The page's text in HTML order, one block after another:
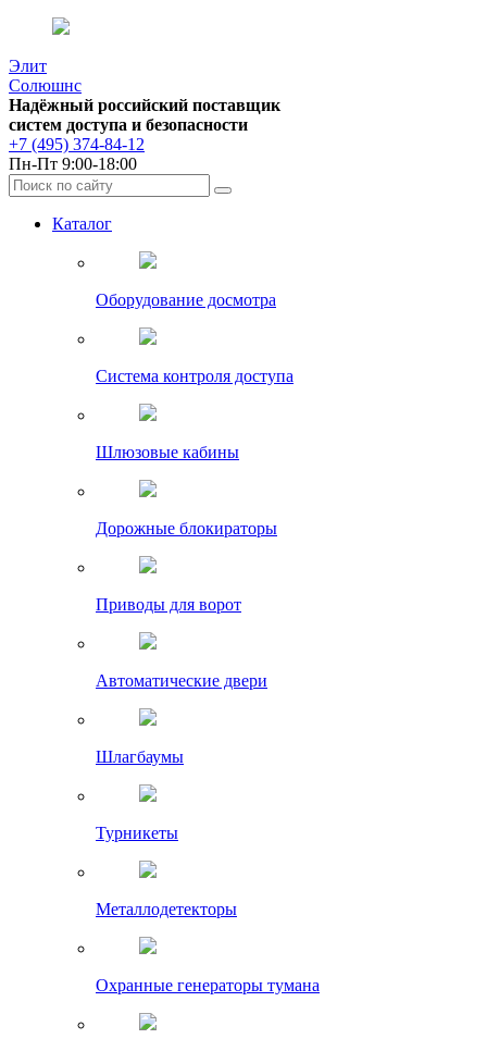
Элит
Солюшнс
Надёжный российский поставщик
систем доступа и безопасности
+7 (495) 374-84-12
Пн-Пт 9:00-18:00
Каталог
Оборудование досмотра
Система контроля доступа
Шлюзовые кабины
Дорожные блокираторы
Приводы для ворот
Автоматические двери
Шлагбаумы
Турникеты
Металлодетекторы
Охранные генераторы тумана